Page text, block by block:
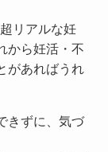
リアルな妊
から妊活・不
があればうれ
きずに、気づ